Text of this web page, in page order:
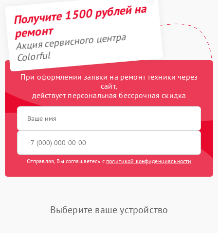
Техническое
обслуживание
видеокарты
550 рублей
Восстановление после
попадания влаги
Замена термопасты 900 рублей
Получите 1500 рублей на
ремонт
Акция сервисного центра
Colorful
При оформлении заявки на ремонт техники через
сайт,
действует персональная бессрочная скидка
Отправляя, Вы соглашаетесь с политикой конфиденциальности
Выберите ваше устройство